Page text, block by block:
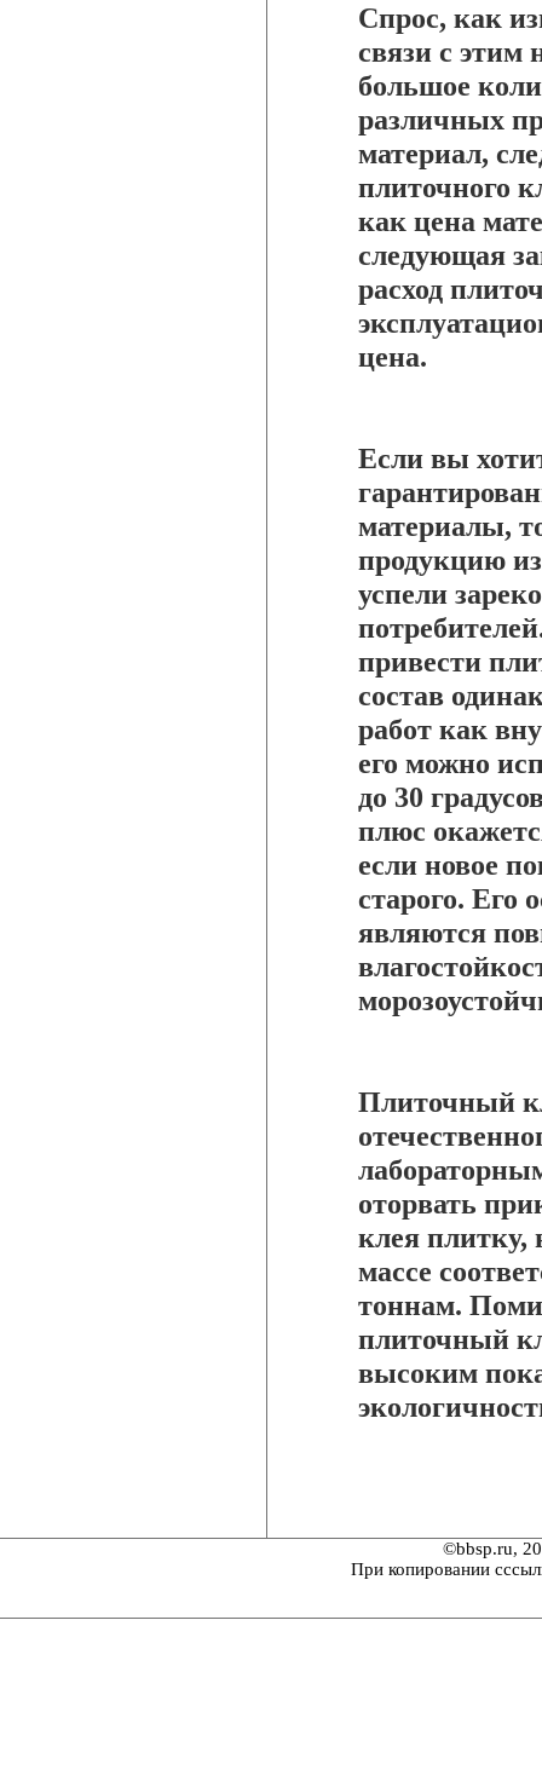
Спрос, как
связи с этим
большое
различных
материал,
плиточного
как цена
следующая
расход
цена.
Если вы
материалы,
продукцию
успели
привести
состав
работ как
его можно
до 30
плюс
если новое
старого. Его
являются
Плиточный
оторвать
клея плитку,
массе
тоннам.
плиточный
высоким
©bbsp.ru,
При копировании